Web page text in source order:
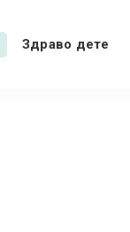
Здраво дете